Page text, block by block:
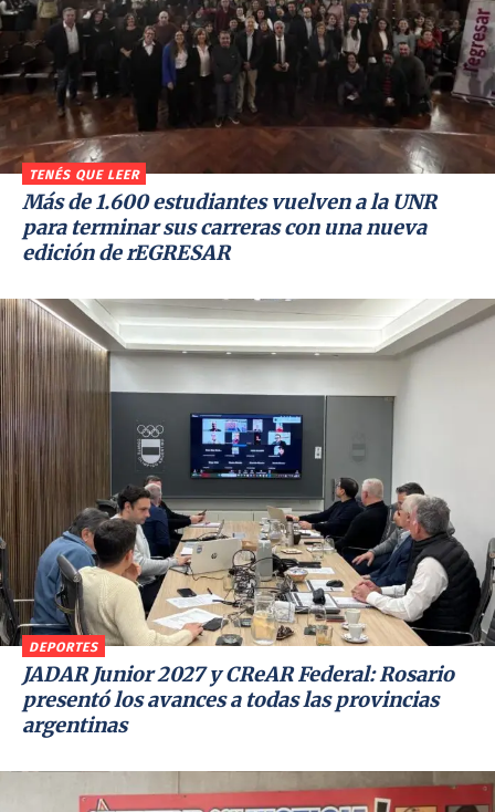
TENÉS QUE LEER
Más de 1.600 estudiantes vuelven a la UNR
para terminar sus carreras con una nueva
edición de rEGRESAR
DEPORTES
JADAR Junior 2027 y CReAR Federal: Rosario
presentó los avances a todas las provincias
argentinas